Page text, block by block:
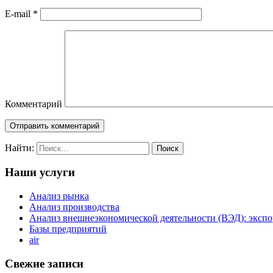
E-mail *
Комментарий
Найти:
Наши услуги
Анализ рынка
Анализ производства
Анализ внешнеэкономической деятельности (ВЭД):
Базы предприятий
air
Свежие записи